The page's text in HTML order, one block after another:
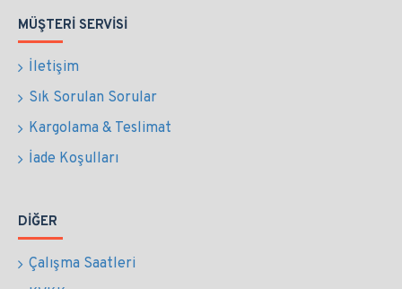
MÜŞTERI SERVISI
İletişim
Sık Sorulan Sorular
Kargolama & Teslimat
İade Koşulları
DIĞER
Çalışma Saatleri